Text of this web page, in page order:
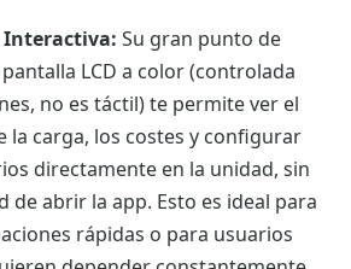
Su gran punto de
LCD a color (controlada
no es táctil) te permite ver el
la carga, los costes y configurar
directamente en la unidad, sin
de abrir la app. Esto es ideal para
rápidas o para usuarios